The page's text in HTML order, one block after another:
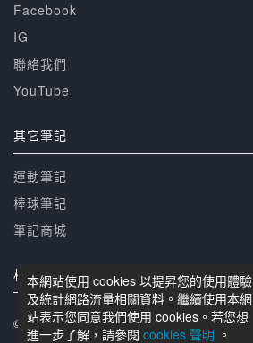
本網站使用 cookies 以提昇您的使用體驗
及統計網路流量相關資料。繼續使用本網
站表示您同意我們使用 cookies。若您想
進一步了解，請參閱 cookies 聲明 。
Facebook
IG
聯絡我們
YouTube
其它筆記
運動筆記
棒球筆記
筆記商城
相關網站
© 籃球筆記 版權所有